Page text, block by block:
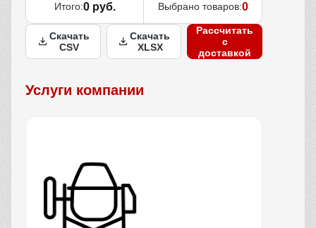
Итого:0 руб. Выбрано товаров:0
Скачать
CSV
Скачать
XLSX
Рассчитать
с
доставкой
Услуги компании